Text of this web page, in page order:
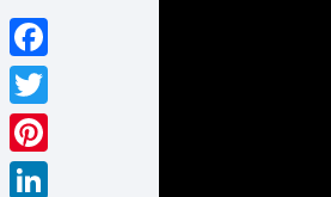
Facebook
Twitter
Pinterest